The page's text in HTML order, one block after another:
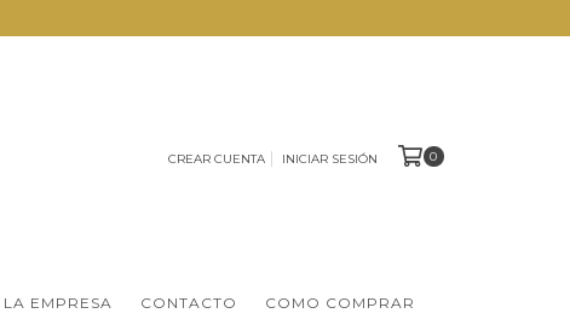
CREAR CUENTA INICIAR SESIÓN 0
LA EMPRESA CONTACTO COMO COMPRAR